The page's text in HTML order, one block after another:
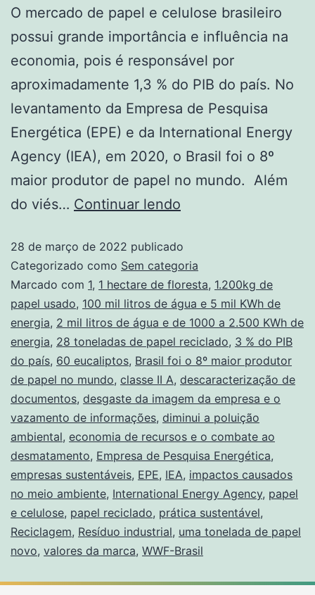
O mercado de papel e celulose brasileiro
possui grande importância e influência na
economia, pois é responsável por
aproximadamente 1,3 % do PIB do país. No
levantamento da Empresa de Pesquisa
Energética (EPE) e da International Energy
Agency (IEA), em 2020, o Brasil foi o 8º
maior produtor de papel no mundo. Além
do viés… Continuar lendo
28 de março de 2022 publicado
Categorizado como Sem categoria
Marcado com 1, 1 hectare de floresta, 1.200kg de
papel usado, 100 mil litros de água e 5 mil KWh de
energia, 2 mil litros de água e de 1000 a 2.500 KWh de
energia, 28 toneladas de papel reciclado, 3 % do PIB
do país, 60 eucaliptos, Brasil foi o 8º maior produtor
de papel no mundo, classe II A, descaracterização de
documentos, desgaste da imagem da empresa e o
vazamento de informações, diminui a poluição
ambiental, economia de recursos e o combate ao
desmatamento, Empresa de Pesquisa Energética,
empresas sustentáveis, EPE, IEA, impactos causados
no meio ambiente, International Energy Agency, papel
e celulose, papel reciclado, prática sustentável,
Reciclagem, Resíduo industrial, uma tonelada de papel
novo, valores da marca, WWF-Brasil